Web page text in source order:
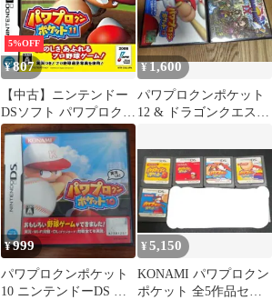
5%OFF
¥807
【中古】ニンテンドー
DSソフト パワプロクン
ポケット11
¥1,600
パワプロクンポケット
12 & ドラゴンクエスト
¥999
パワプロクンポケット
10 ニンテンドーDS 箱
¥5,150
KONAMI パワプロクン
ポケット 全5作品セッ